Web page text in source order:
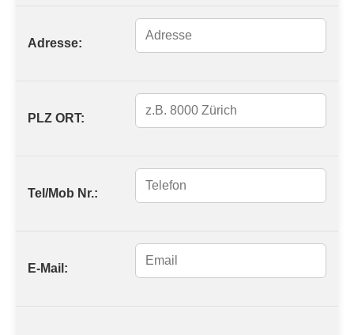
Adresse:
PLZ ORT:
Tel/Mob Nr.:
E-Mail: